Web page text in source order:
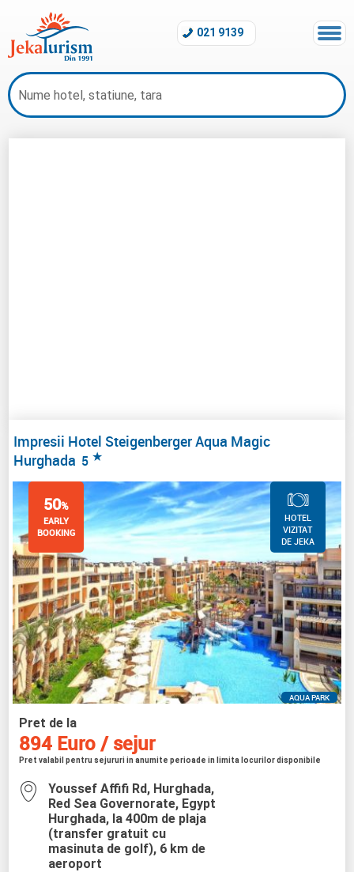
021 9139
Impresii Hotel Steigenberger Aqua Magic
Hurghada 5 ★
50%
EARLY
BOOKING
HOTEL
VIZITAT
DE JEKA
AQUA PARK
Pret de la
894 Euro / sejur
Pret valabil pentru sejururi in anumite perioade in limita locurilor disponibile
Youssef Affifi Rd, Hurghada,
Red Sea Governorate, Egypt
Hurghada, la 400m de plaja
(transfer gratuit cu
masinuta de golf), 6 km de
aeroport